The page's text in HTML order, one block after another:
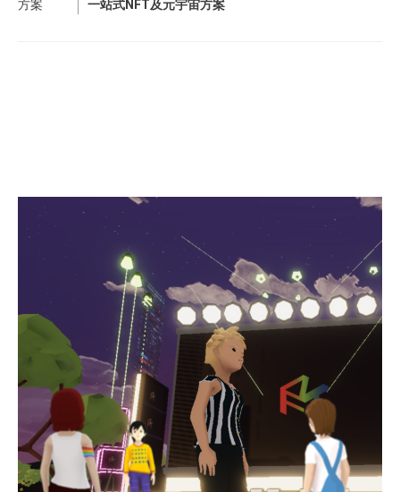
方案
一站式NFT及元宇宙方案